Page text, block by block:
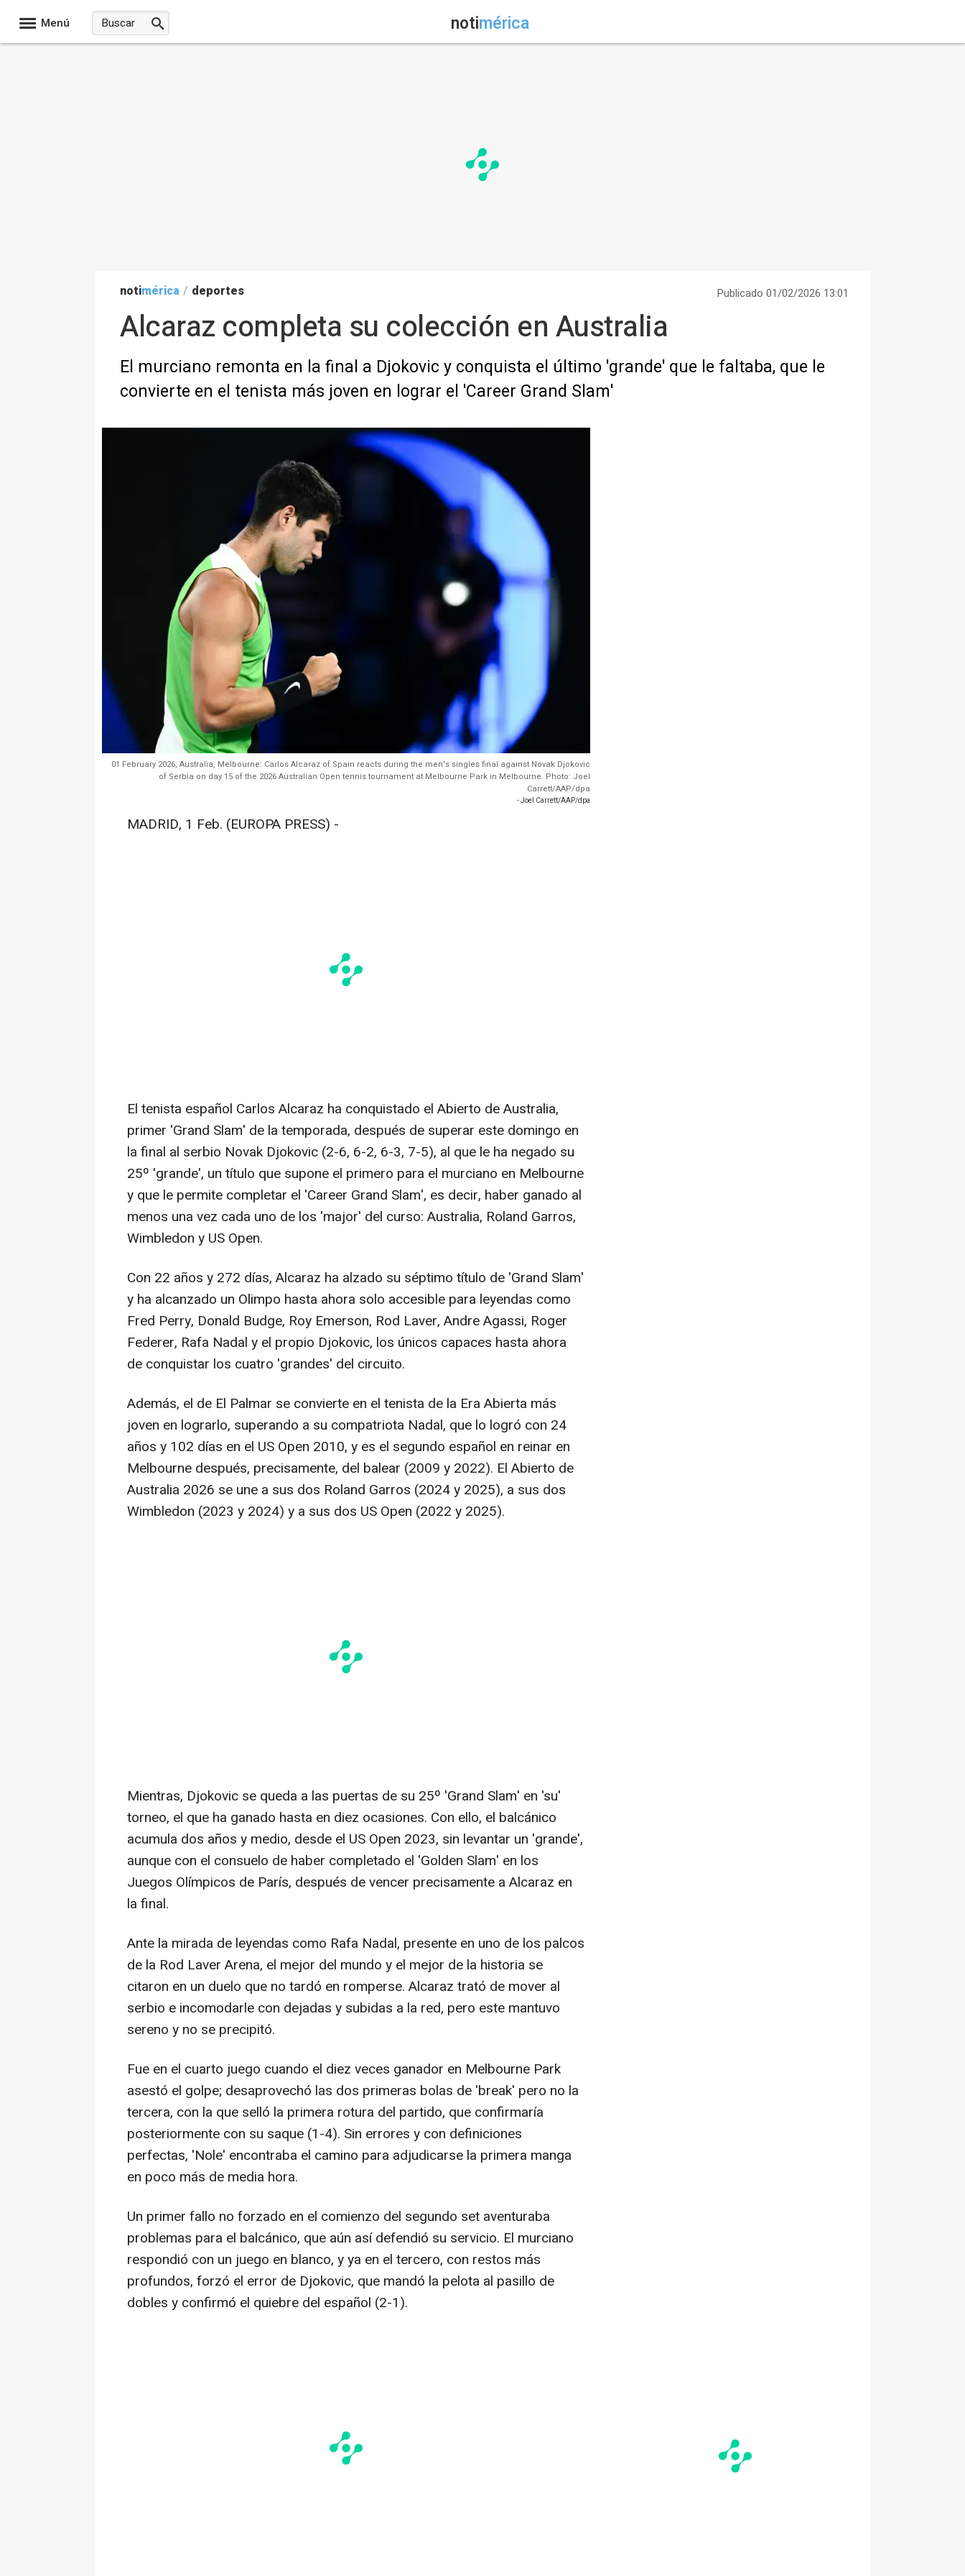
Menú notimérica
notimérica / deportes Publicado 01/02/2026 13:01
Alcaraz completa su colección en Australia
El murciano remonta en la final a Djokovic y conquista el último 'grande' que le faltaba, que le
convierte en el tenista más joven en lograr el 'Career Grand Slam'
01 February 2026, Australia, Melbourne: Carlos Alcaraz of Spain reacts during the men's singles final against Novak Djokovic
of Serbia on day 15 of the 2026 Australian Open tennis tournament at Melbourne Park in Melbourne. Photo: Joel
Carrett/AAP/dpa
- Joel Carrett/AAP/dpa
MADRID, 1 Feb. (EUROPA PRESS) -
El tenista español Carlos Alcaraz ha conquistado el Abierto de Australia,
primer 'Grand Slam' de la temporada, después de superar este domingo en
la final al serbio Novak Djokovic (2-6, 6-2, 6-3, 7-5), al que le ha negado su
25º 'grande', un título que supone el primero para el murciano en Melbourne
y que le permite completar el 'Career Grand Slam', es decir, haber ganado al
menos una vez cada uno de los 'major' del curso: Australia, Roland Garros,
Wimbledon y US Open.
Con 22 años y 272 días, Alcaraz ha alzado su séptimo título de 'Grand Slam'
y ha alcanzado un Olimpo hasta ahora solo accesible para leyendas como
Fred Perry, Donald Budge, Roy Emerson, Rod Laver, Andre Agassi, Roger
Federer, Rafa Nadal y el propio Djokovic, los únicos capaces hasta ahora
de conquistar los cuatro 'grandes' del circuito.
Además, el de El Palmar se convierte en el tenista de la Era Abierta más
joven en lograrlo, superando a su compatriota Nadal, que lo logró con 24
años y 102 días en el US Open 2010, y es el segundo español en reinar en
Melbourne después, precisamente, del balear (2009 y 2022). El Abierto de
Australia 2026 se une a sus dos Roland Garros (2024 y 2025), a sus dos
Wimbledon (2023 y 2024) y a sus dos US Open (2022 y 2025).
Mientras, Djokovic se queda a las puertas de su 25º 'Grand Slam' en 'su'
torneo, el que ha ganado hasta en diez ocasiones. Con ello, el balcánico
acumula dos años y medio, desde el US Open 2023, sin levantar un 'grande',
aunque con el consuelo de haber completado el 'Golden Slam' en los
Juegos Olímpicos de París, después de vencer precisamente a Alcaraz en
la final.
Ante la mirada de leyendas como Rafa Nadal, presente en uno de los palcos
de la Rod Laver Arena, el mejor del mundo y el mejor de la historia se
citaron en un duelo que no tardó en romperse. Alcaraz trató de mover al
serbio e incomodarle con dejadas y subidas a la red, pero este mantuvo
sereno y no se precipitó.
Fue en el cuarto juego cuando el diez veces ganador en Melbourne Park
asestó el golpe; desaprovechó las dos primeras bolas de 'break' pero no la
tercera, con la que selló la primera rotura del partido, que confirmaría
posteriormente con su saque (1-4). Sin errores y con definiciones
perfectas, 'Nole' encontraba el camino para adjudicarse la primera manga
en poco más de media hora.
Un primer fallo no forzado en el comienzo del segundo set aventuraba
problemas para el balcánico, que aún así defendió su servicio. El murciano
respondió con un juego en blanco, y ya en el tercero, con restos más
profundos, forzó el error de Djokovic, que mandó la pelota al pasillo de
dobles y confirmó el quiebre del español (2-1).